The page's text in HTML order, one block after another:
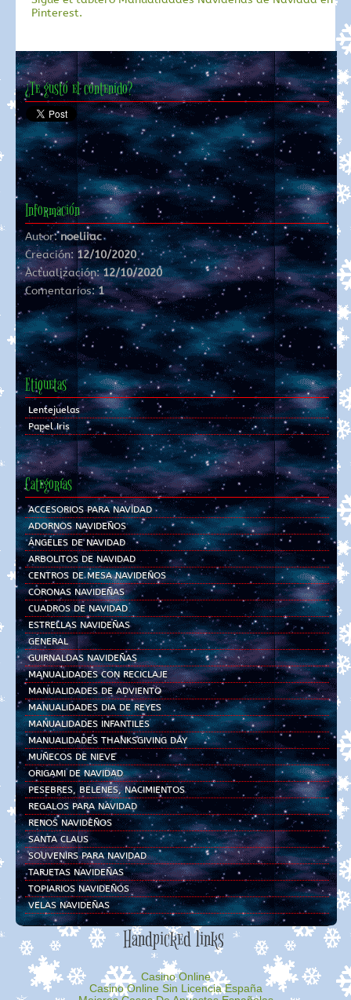
Pinterest.
¿Te gustó el contenido?
Información
Autor:noeliiac
Creación: 12/10/2020
Actualización:12/10/2020
Comentarios:1
Etiquetas
Lentejuelas
Papel Iris
Categorías
ACCESORIOS PARA NAVIDAD
ADORNOS NAVIDEÑOS
ÁNGELES DE NAVIDAD
ARBOLITOS DE NAVIDAD
CENTROS DE MESA NAVIDEÑOS
CORONAS NAVIDEÑAS
CUADROS DE NAVIDAD
ESTRELLAS NAVIDEÑAS
GENERAL
GUIRNALDAS NAVIDEÑAS
MANUALIDADES CON RECICLAJE
MANUALIDADES DE ADVIENTO
MANUALIDADES DIA DE REYES
MANUALIDADES INFANTILES
MANUALIDADES THANKSGIVING DAY
MUÑECOS DE NIEVE
ORIGAMI DE NAVIDAD
PESEBRES, BELENES, NACIMIENTOS
REGALOS PARA NAVIDAD
RENOS NAVIDEÑOS
SANTA CLAUS
SOUVENIRS PARA NAVIDAD
TARJETAS NAVIDEÑAS
TOPIARIOS NAVIDEÑOS
VELAS NAVIDEÑAS
Handpicked links
Casino Online
Casino Online Sin Licencia España